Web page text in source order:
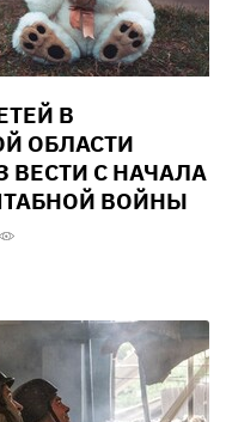
В
ОБЛАСТИ
ВЕСТИ С НАЧАЛА
ВОЙНЫ